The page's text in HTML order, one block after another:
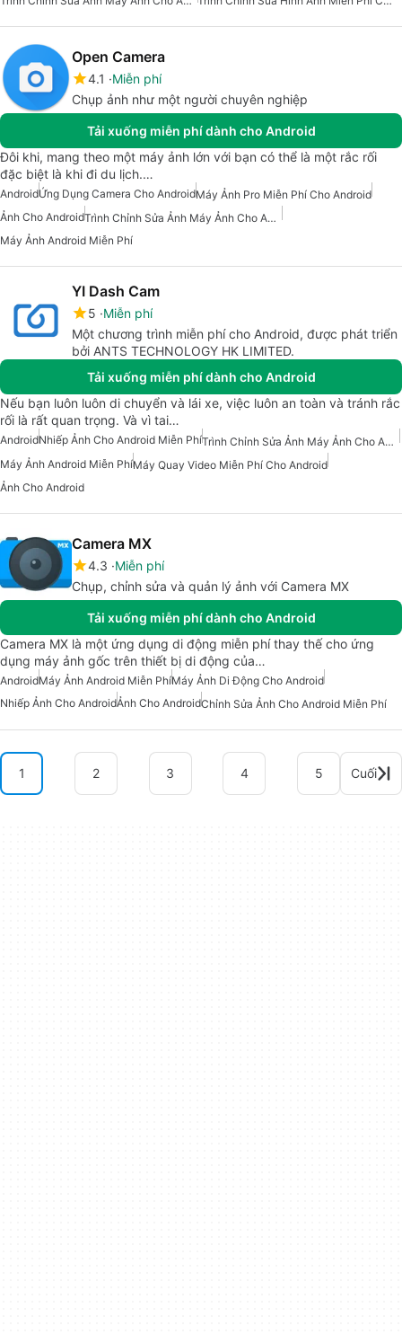
Open Camera
4.1
Miễn phí
Chụp ảnh như một người chuyên nghiệp
Tải xuống miễn phí dành cho Android
Đôi khi, mang theo một máy ảnh lớn với bạn có thể là một rắc rối
đặc biệt là khi đi du lịch.…
AndroidỨng Dụng Camera Cho AndroidMáy Ảnh Pro Miễn Phí Cho Android
Ảnh Cho Android
Trình Chỉnh Sửa Ảnh Máy Ảnh Cho Android
Máy Ảnh Android Miễn Phí
YI Dash Cam
5 Miễn phí
Một chương trình miễn phí cho Android, được phát triển
bởi ANTS TECHNOLOGY HK LIMITED.
Tải xuống miễn phí dành cho Android
Nếu bạn luôn luôn di chuyển và lái xe, việc luôn an toàn và tránh rắc
rối là rất quan trọng. Và vì tai…
AndroidNhiếp Ảnh Cho Android Miễn Phí
Trình Chỉnh Sửa Ảnh Máy Ảnh Cho Android
Máy Ảnh Android Miễn PhíMáy Quay Video Miễn Phí Cho Android
Ảnh Cho Android
Camera MX
4.3 Miễn phí
Chụp, chỉnh sửa và quản lý ảnh với Camera MX
Tải xuống miễn phí dành cho Android
Camera MX là một ứng dụng di động miễn phí thay thế cho ứng
dụng máy ảnh gốc trên thiết bị di động của…
AndroidMáy Ảnh Android Miễn PhíMáy Ảnh Di Động Cho Android
Nhiếp Ảnh Cho AndroidẢnh Cho AndroidChỉnh Sửa Ảnh Cho Android Miễn Phí
1 2 3 4 5 Cuối